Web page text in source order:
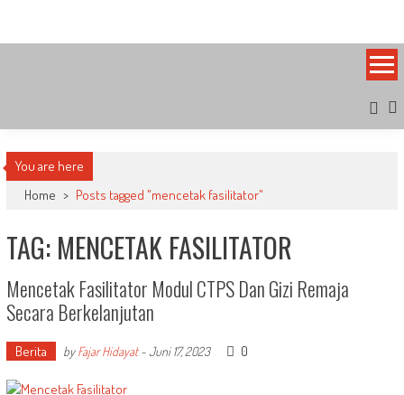
content
You are here
Home > Posts tagged "mencetak fasilitator"
TAG: MENCETAK FASILITATOR
Mencetak Fasilitator Modul CTPS Dan Gizi Remaja
Secara Berkelanjutan
Berita byFajar Hidayat-Juni 17, 2023 0